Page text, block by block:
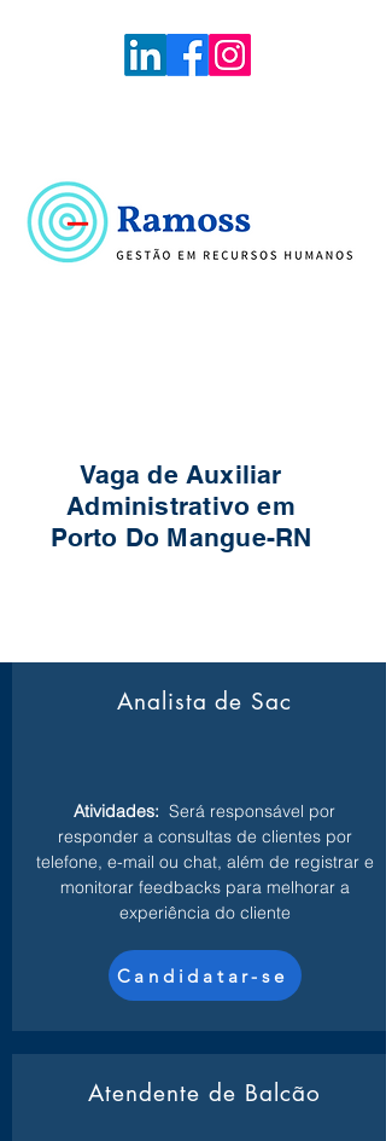
Vaga de Auxiliar
Administrativo em
Porto Do Mangue-RN
Analista de Sac
Atividades: Será responsável por
responder a consultas de clientes por
telefone, e-mail ou chat, além de registrar e
monitorar feedbacks para melhorar a
experiência do cliente
Candidatar-se
Atendente de Balcão